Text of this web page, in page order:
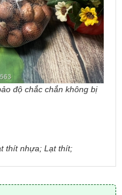
độ chắc chắn không bị
thít nhựa; Lạt thít;